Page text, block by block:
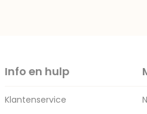
Info en hulp
Klantenservice